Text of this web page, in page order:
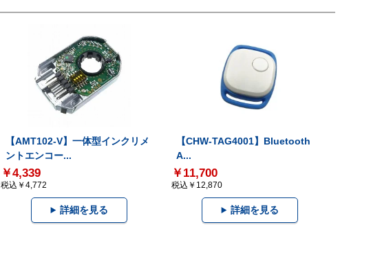
【AMT102-V】一体型インクリメ
ントエンコー...
￥4,339
税込￥4,772
詳細を見る
【CHW-TAG4001】Bluetooth
A...
￥11,700
税込￥12,870
詳細を見る